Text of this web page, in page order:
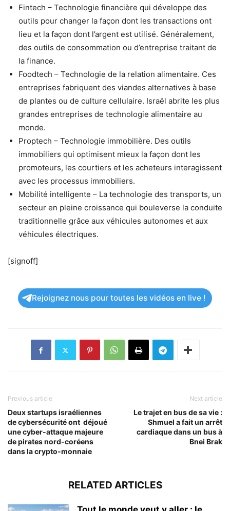
Fintech – Technologie financière qui développe des
outils pour changer la façon dont les transactions ont
lieu et la façon dont l’argent est utilisé. Généralement,
des outils de consommation ou d’entreprise traitant de
la finance.
Foodtech – Technologie de la relation alimentaire. Ces
entreprises fabriquent des viandes alternatives à base
de plantes ou de culture cellulaire. Israël abrite les plus
grandes entreprises de technologie alimentaire au
monde.
Proptech – Technologie immobilière. Des outils
immobiliers qui optimisent mieux la façon dont les
promoteurs, les courtiers et les acheteurs interagissent
avec les processus immobiliers.
Mobilité intelligente – La technologie des transports, un
secteur en pleine croissance qui bouleverse la conduite
traditionnelle grâce aux véhicules autonomes et aux
véhicules électriques.
[signoff]
Rejoignez nous pour toutes les vidéos en live !
Previous article
Deux startups israéliennes
de cybersécurité ont déjoué
une cyber-attaque majeure
de pirates nord-coréens
dans la crypto-monnaie
Next article
Le trajet en bus de sa vie :
Shmuel a fait un arrêt
cardiaque dans un bus à
Bnei Brak
RELATED ARTICLES